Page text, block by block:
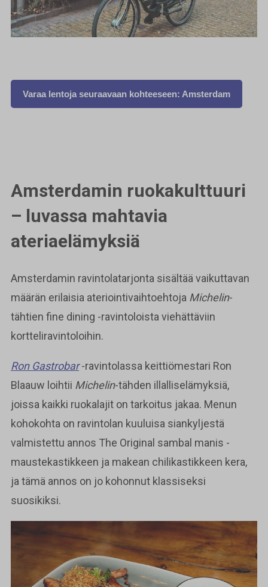
Varaa lentoja seuraavaan kohteeseen: Amsterdam
Amsterdamin ruokakulttuuri
– luvassa mahtavia
ateriaelämyksiä
Amsterdamin ravintolatarjonta sisältää vaikuttavan
määrän erilaisia ateriointivaihtoehtoja Michelin-
tähtien fine dining -ravintoloista viehättäviin
kortteliravintoloihin.
Ron Gastrobar-ravintolassa keittiömestari Ron
Blaauw loihtii Michelin-tähden illalliselämyksiä,
joissa kaikki ruokalajit on tarkoitus jakaa. Menun
kohokohta on ravintolan kuuluisa siankyljestä
valmistettu annos The Original sambal manis -
maustekastikkeen ja makean chilikastikkeen kera,
ja tämä annos on jo kohonnut klassiseksi
suosikiksi.